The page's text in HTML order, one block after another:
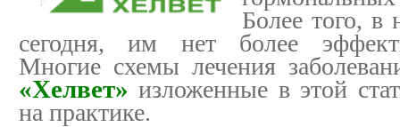
Более того, в
сегодня, им нет более
Многие схемы лечения
«Хелвет» изложенные в этой
на практике.